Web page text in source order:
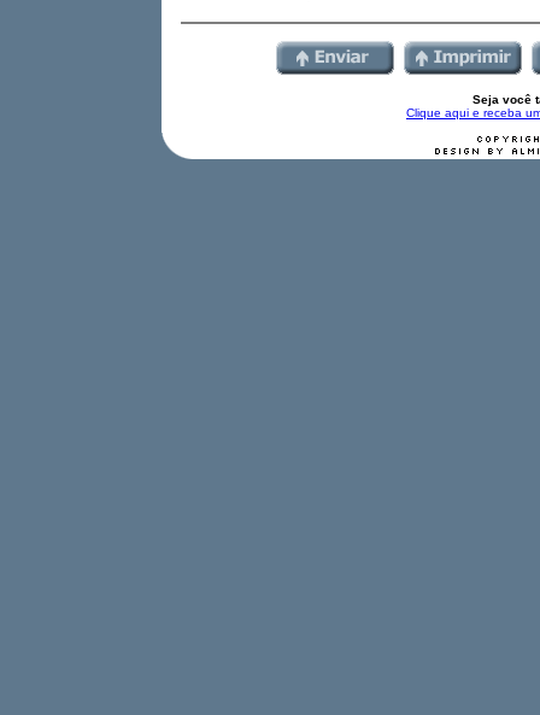
Seja você
Clique aqui e receba